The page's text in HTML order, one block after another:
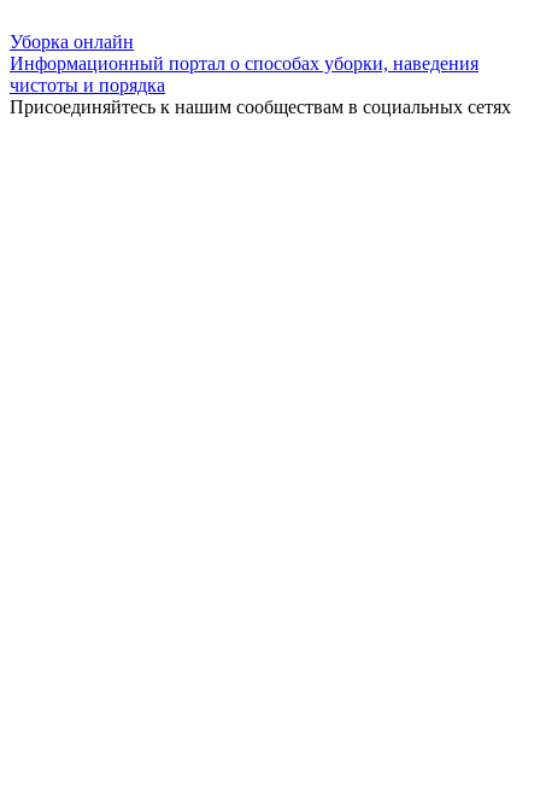
Уборка онлайн
Информационный портал о способах уборки, наведения
чистоты и порядка
Присоединяйтесь к нашим сообществам в социальных сетях